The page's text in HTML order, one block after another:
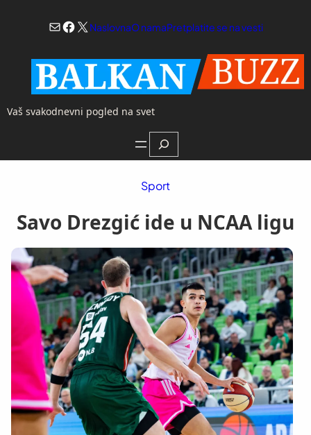
Mail
Facebook
X NaslovnaO namaPretplatite se na vesti
Vaš svakodnevni pogled na svet
Search
Sport
Savo Drezgić ide u NCAA ligu